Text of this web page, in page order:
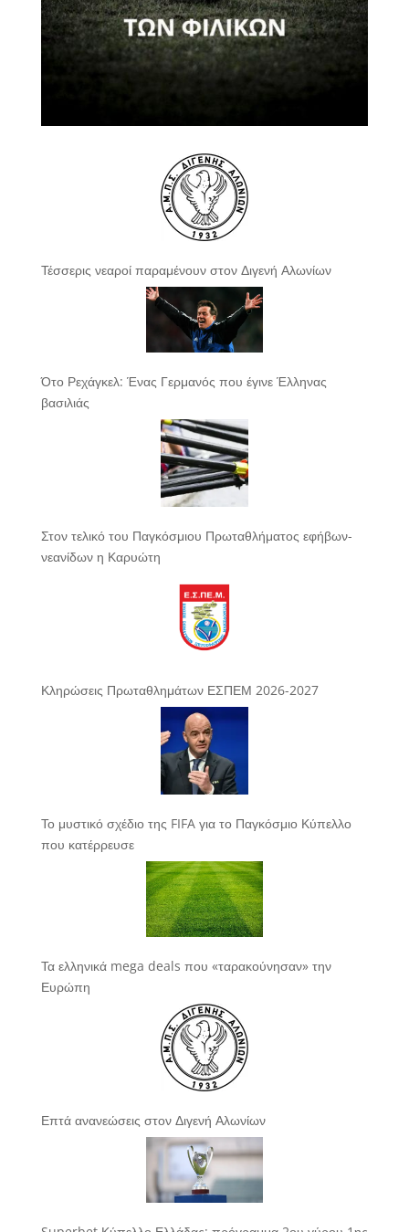
Τέσσερις νεαροί παραμένουν στον Διγενή Αλωνίων
Ότο Ρεχάγκελ: Ένας Γερμανός που έγινε Έλληνας
βασιλιάς
Στον τελικό του Παγκόσμιου Πρωταθλήματος εφήβων-
νεανίδων η Καρυώτη
Κληρώσεις Πρωταθλημάτων ΕΣΠΕΜ 2026-2027
Το μυστικό σχέδιο της FIFA για το Παγκόσμιο Κύπελλο
που κατέρρευσε
Τα ελληνικά mega deals που «ταρακούνησαν» την
Ευρώπη
Επτά ανανεώσεις στον Διγενή Αλωνίων